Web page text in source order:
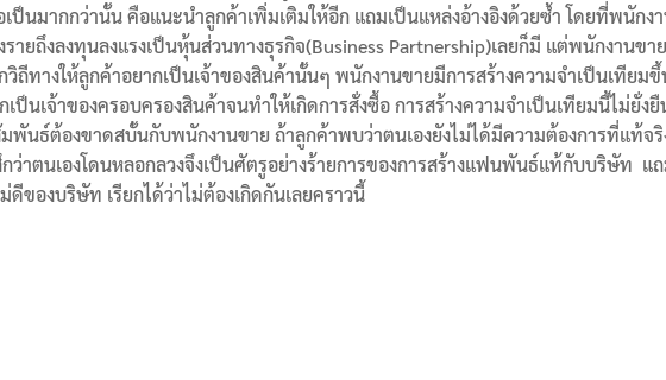
ป็นมากกว่านั้น คือแนะนำลูกค้าเพิ่มเติมให้อีก แถมเป็นแหล่งอ้างอิงด้วยซ้ำ โดยที่พนักง
ายถึงลงทุนลงแรงเป็นหุ้นส่วนทางธุรกิจ(Business Partnership)เลยก็มี แต่พนักงานขา
ทางให้ลูกค้าอยากเป็นเจ้าของสินค้านั้นๆ พนักงานขายมีการสร้างความจำเป็นเทียม
ป็นเจ้าของครอบครองสินค้าจนทำให้เกิดการสั่งซื้อ การสร้างความจำเป็นเทียมนี้ไม่ยั่งยื
พันธ์ต้องขาดสบั้นกับพนักงานขาย ถ้าลูกค้าพบว่าตนเองยังไม่ได้มีความต้องการที่แท้จริ
ว่าตนเองโดนหลอกลวงจึงเป็นศัตรูอย่างร้ายการของการสร้างแฟนพันธ์แท้กับบริษัท แ
ของบริษัท เรียกได้ว่าไม่ต้องเกิดกันเลยคราวนี้